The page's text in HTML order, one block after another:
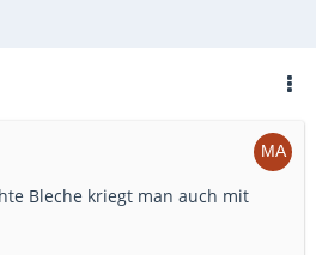
Bleche kriegt man auch mit